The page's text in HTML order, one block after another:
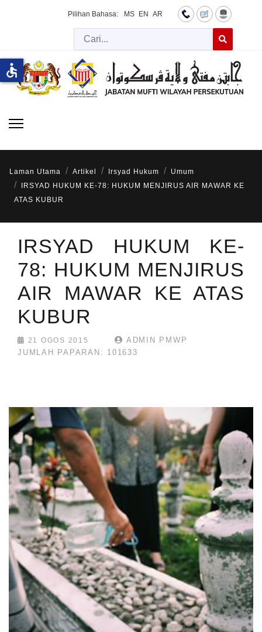
Pilihan Bahasa: MS EN AR
Cari
Laman Utama Artikel Irsyad Hukum
Umum
IRSYAD HUKUM KE-78: HUKUM MENJIRUS AIR MAWAR KE
ATAS KUBUR
IRSYAD HUKUM KE-
78: HUKUM MENJIRUS
AIR MAWAR KE ATAS
KUBUR
21 OGOS 2015
ADMIN PMWP
JUMLAH PAPARAN: 101633
accessible